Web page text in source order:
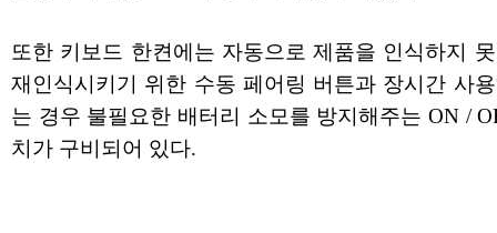
또한 키보드 한켠에는 자동으로 제품을 인식하지
재인식시키기 위한 수동 페어링 버튼과 장시간 사
는 경우 불필요한 배터리 소모를 방지해주는 ON /
치가 구비되어 있다.